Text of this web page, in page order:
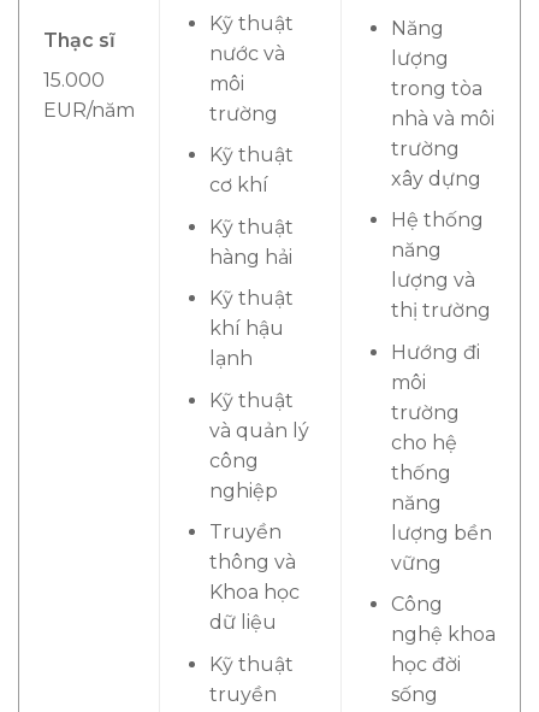
Thạc sĩ
15.000
EUR/năm
Kỹ thuật
nước và
môi
trường
Kỹ thuật
cơ khí
Kỹ thuật
hàng hải
Kỹ thuật
khí hậu
lạnh
Kỹ thuật
và quản lý
công
nghiệp
Truyền
thông và
Khoa học
dữ liệu
Kỹ thuật
truyền
Năng
lượng
trong tòa
nhà và môi
trường
xây dựng
Hệ thống
năng
lượng và
thị trường
Hướng đi
môi
trường
cho hệ
thống
năng
lượng bền
vững
Công
nghệ khoa
học đời
sống